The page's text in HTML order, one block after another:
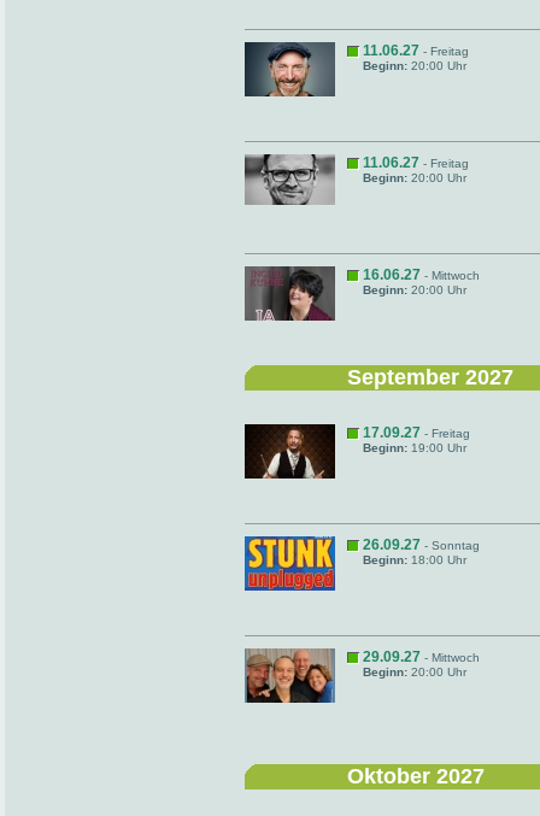
11.06.27 - Freitag
Beginn: 20:00 Uhr
11.06.27 - Freitag
Beginn: 20:00 Uhr
16.06.27 - Mittwoch
Beginn: 20:00 Uhr
September 2027
17.09.27 - Freitag
Beginn: 19:00 Uhr
26.09.27 - Sonntag
Beginn: 18:00 Uhr
29.09.27 - Mittwoch
Beginn: 20:00 Uhr
Oktober 2027